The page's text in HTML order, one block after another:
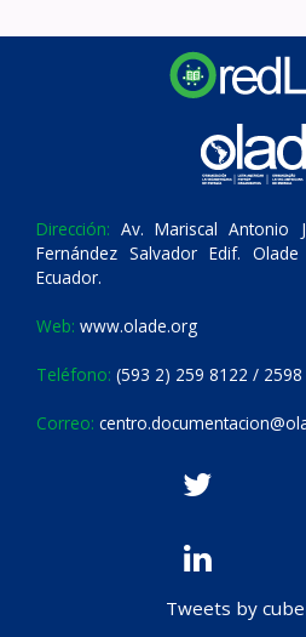
Dirección: Av. Mariscal Antonio
Fernández Salvador Edif.
Ecuador.
Web: www.olade.org
Teléfono: (593 2) 259 8122 / 2598
Correo:
Tweets by